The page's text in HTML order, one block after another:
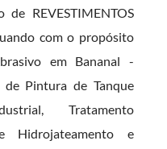
REVESTIMENTOS
com o propósito
em Bananal -
de Pintura de Tanque
Tratamento
Hidrojateamento e